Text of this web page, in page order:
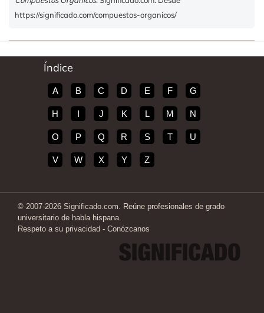
https://significado.com/compuestos-organicos/
Índice
A B C D E F G
H J K L M N
O P Q R S T U
V W X Y Z
© 2007-2026 Significado.com. Reúne profesionales de grado
universitario de habla hispana.
Respeto a su privacidad - Conózcanos